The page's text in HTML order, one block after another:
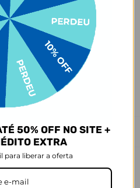
dá uma conferida no modelo do
têm telas maiores que as
de que o seu escolhido vai
e escolha certinho para tudo
😎📱
o produto final pode sofrer uma
50% OFF NO SITE +
EXTRA
para liberar a oferta